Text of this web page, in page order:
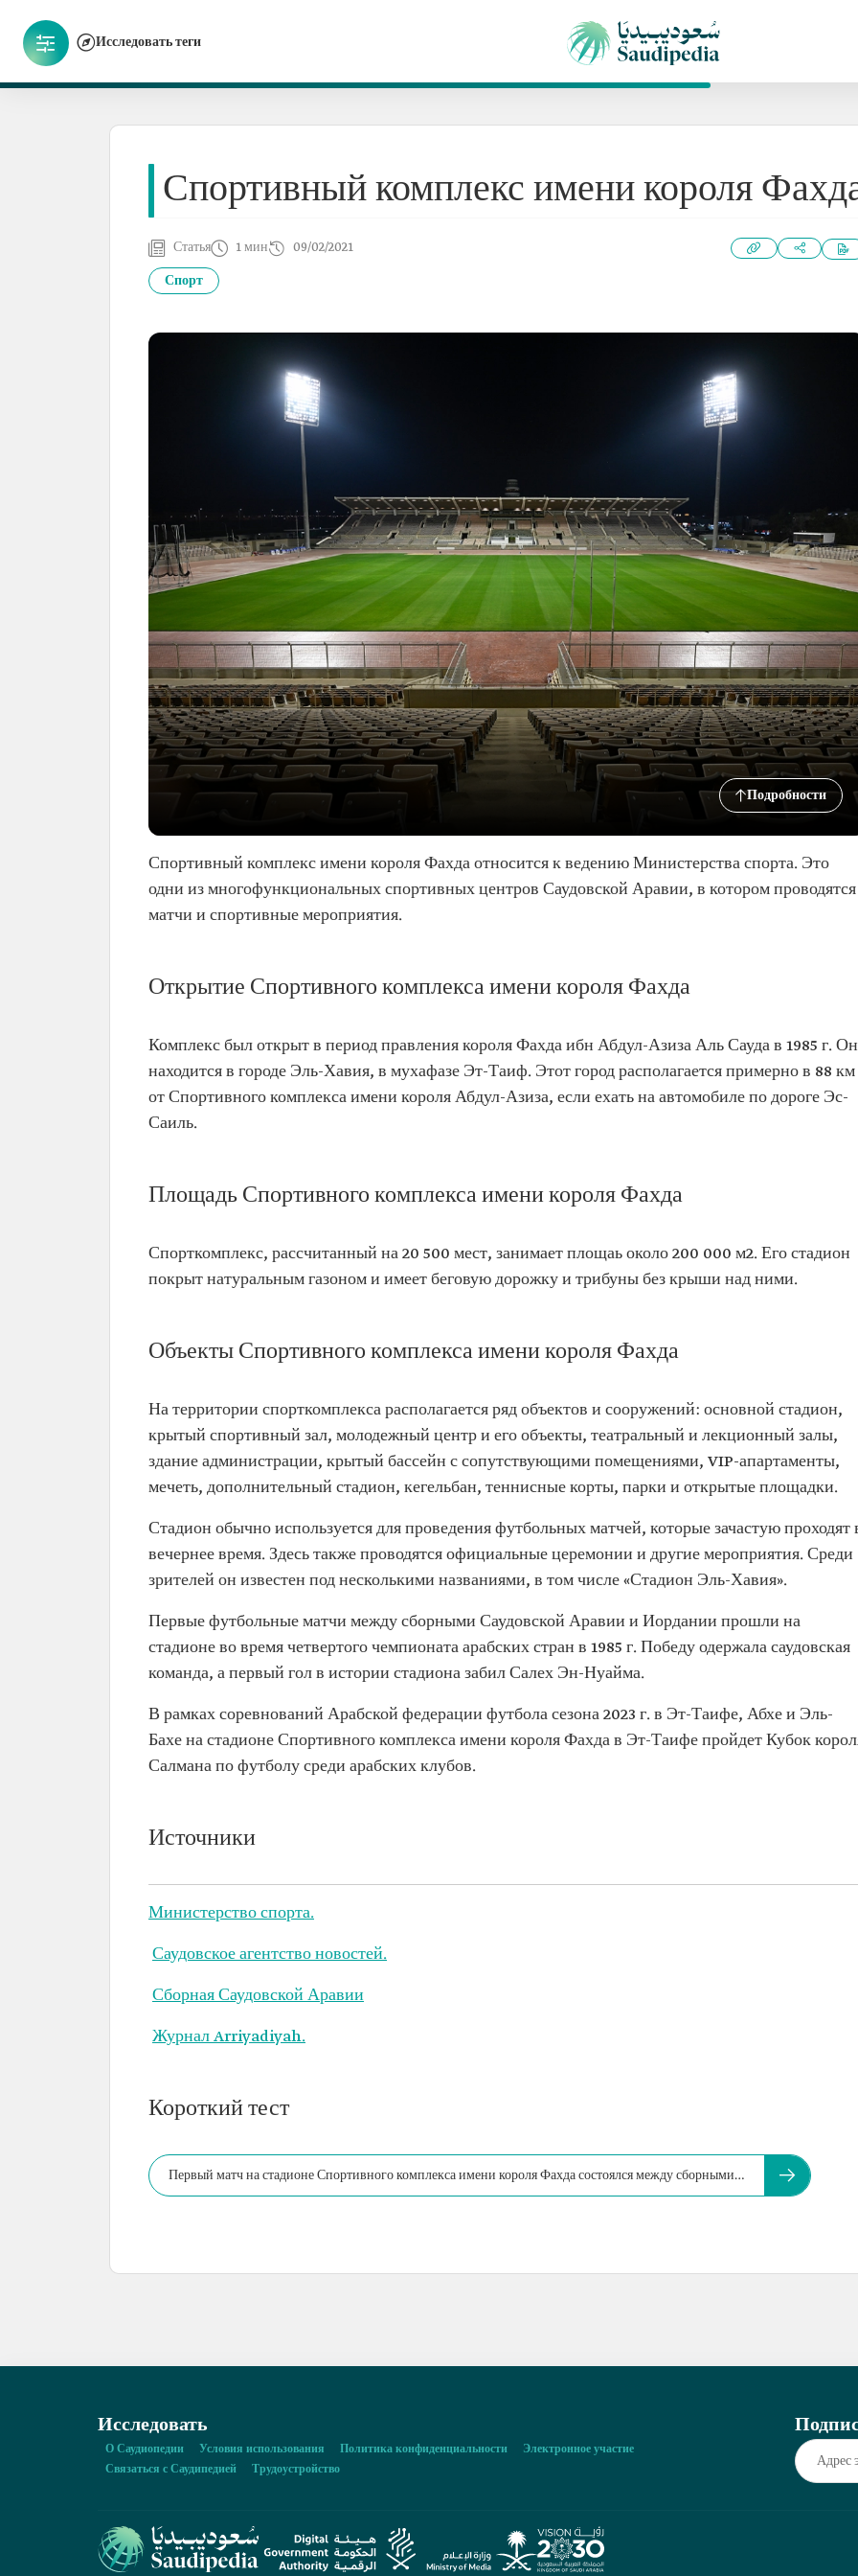
Исследовать теги
Спортивный комплекс имени короля
Статья 1 мин 09/02/2021
Спорт
Подробности
Спортивный комплекс имени короля Фахда относится к ведению Министерства спорта. Это
одни из многофункциональных спортивных центров Саудовской Аравии, в котором проводятся
матчи и спортивные мероприятия.
Открытие Спортивного комплекса имени короля Фахда
Комплекс был открыт в период правления короля Фахда ибн Абдул-Азиза Аль Сауда в 1985 г. Он
находится в городе Эль-Хавия, в мухафазе Эт-Таиф. Этот город располагается примерно в 88 км
от Спортивного комплекса имени короля Абдул-Азиза, если ехать на автомобиле по дороге Эс-
Саиль.
Площадь Спортивного комплекса имени короля Фахда
Спорткомплекс, рассчитанный на 20 500 мест, занимает площаь около 200 000 м2. Его стадион
покрыт натуральным газоном и имеет беговую дорожку и трибуны без крыши над ними.
Объекты Спортивного комплекса имени короля Фахда
На территории спорткомплекса располагается ряд объектов и сооружений: основной стадион,
крытый спортивный зал, молодежный центр и его объекты, театральный и лекционный залы,
здание администрации, крытый бассейн с сопутствующими помещениями, VIP-апартаменты,
мечеть, дополнительный стадион, кегельбан, теннисные корты, парки и открытые площадки.
Стадион обычно используется для проведения футбольных матчей, которые зачастую проходят
вечернее время. Здесь также проводятся официальные церемонии и другие мероприятия. Среди
зрителей он известен под несколькими названиями, в том числе «Стадион Эль-Хавия».
Первые футбольные матчи между сборными Саудовской Аравии и Иордании прошли на
стадионе во время четвертого чемпионата арабских стран в 1985 г. Победу одержала саудовская
команда, а первый гол в истории стадиона забил Салех Эн-Нуайма.
В рамках соревнований Арабской федерации футбола сезона 2023 г. в Эт-Таифе, Абхе и Эль-
Бахе на стадионе Спортивного комплекса имени короля Фахда в Эт-Таифе пройдет Кубок
Салмана по футболу среди арабских клубов.
Источники
Министерство спорта.
Саудовское агентство новостей.
Сборная Саудовской Аравии
Журнал Arriyadiyah.
Короткий тест
Первый матч на стадионе Спортивного комплекса имени короля Фахда состоялся между сборными…
Исследовать
О Саудиопедии Условия использования Политика конфиденциальности
Электронное участие
Связаться с Саудипедией
Трудоустройство